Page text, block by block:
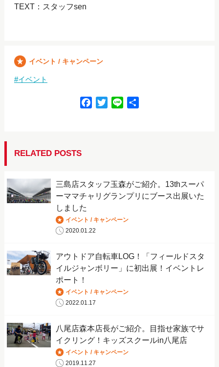
TEXT：スタッフsen
イベント / キャンペーン
イベント
k
RELATED POSTS
三島店スタッフ玉森がご紹介。13thスーパ
ーママチャリグランプリにブース出展いた
しました
イベント / キャンペーン
2020.01.22
アウトドア自転車LOG！「フィールドスタ
イルジャンボリー」に初出展！イベントレ
ポート！
イベント / キャンペーン
2022.01.17
八尾店森本店長がご紹介。目指せ家族でサ
イクリング！キッズスクールin八尾店
イベント / キャンペーン
2019.11.27